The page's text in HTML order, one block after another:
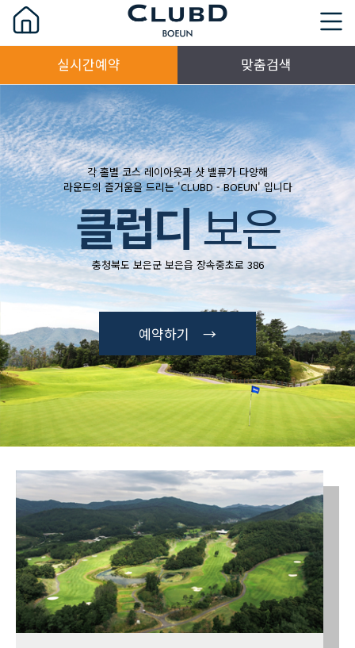
실시간예약 맞춤검색
각 홀별 코스 레이아웃과 샷 밸류가 다양해
라운드의 즐거움을 드리는 'CLUBD - BOEUN' 입니다
클럽디보은
충청북도 보은군 보은읍 장속중초로 386
예약하기 →